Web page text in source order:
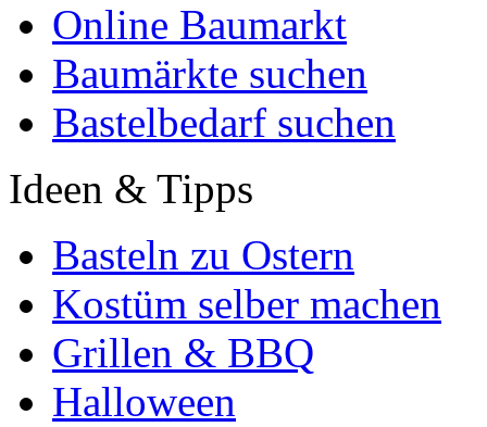
Online Baumarkt
Baumärkte suchen
Bastelbedarf suchen
Ideen & Tipps
Basteln zu Ostern
Kostüm selber machen
Grillen & BBQ
Halloween